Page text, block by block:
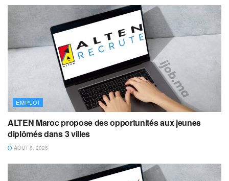
EMPLOI
ALTEN Maroc propose des opportunités aux jeunes
diplômés dans 3 villes
AOÛT 8, 2026